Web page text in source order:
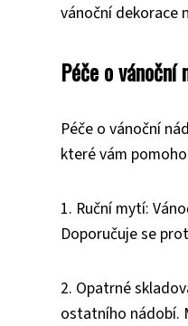
vánoční dekorace
Péče o
Péče o vánoční
které vám
1. Ruční mytí:
Doporučuje se
2. Opatrné
ostatního nádobí.